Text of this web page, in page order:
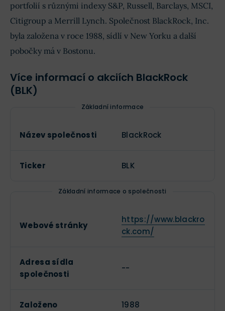
portfolií s různými indexy S&P, Russell, Barclays, MSCI,
Citigroup a Merrill Lynch. Společnost BlackRock, Inc.
byla založena v roce 1988, sídlí v New Yorku a další
pobočky má v Bostonu.
Více informací o akciích BlackRock
(BLK)
Základní informace
Název společnosti BlackRock
Ticker BLK
Základní informace o společnosti
Webové stránky
https://www.blackro
ck.com/
Adresa sídla
společnosti
--
Založeno 1988